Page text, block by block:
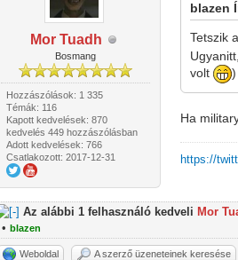
Mor Tuadh
Bosmang
Hozzászólások: 1 335
Témák: 116
Kapott kedvelések: 870
kedvelés 449 hozzászólásban
Adott kedvelések: 766
Csatlakozott: 2017-12-31
blazen
Tetszik
volt
Ha
https://
Az alábbi 1 felhasználó kedveli Mor
•blazen
Weboldal A szerző üzeneteinek keresése